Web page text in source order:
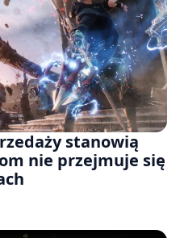
stanowią
nie przejmuje się